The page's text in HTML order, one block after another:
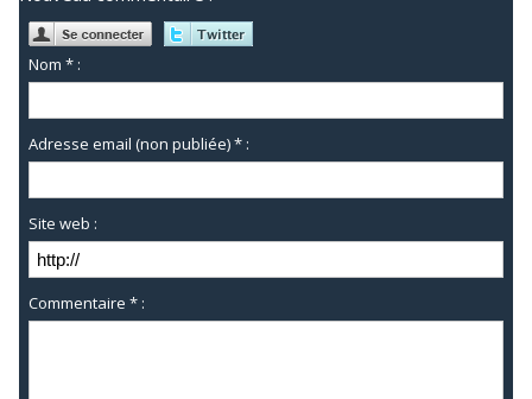
Nom * :
Adresse email (non publiée) * :
Site web :
Commentaire * :